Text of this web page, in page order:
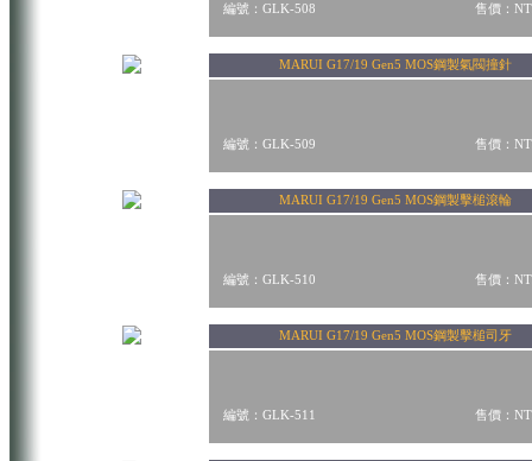
編號：GLK-508 售價：
MARUI G17/19 Gen5 MOS鋼製氣閥撞針
編號：GLK-509 售價：
MARUI G17/19 Gen5 MOS鋼製擊槌滾輪
編號：GLK-510 售價：
MARUI G17/19 Gen5 MOS鋼製擊槌司牙
編號：GLK-511 售價：